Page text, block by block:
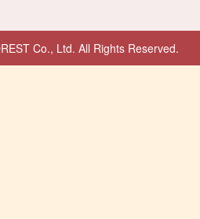
Co., Ltd. All Rights Reserved.